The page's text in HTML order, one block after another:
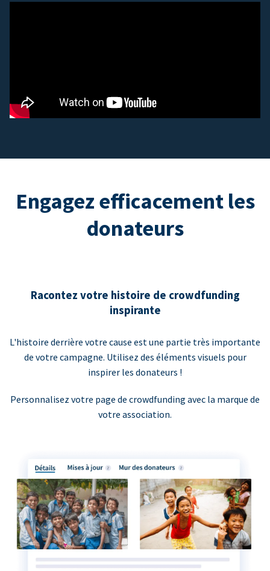
Engagez efficacement les
donateurs
Racontez votre histoire de crowdfunding
inspirante
L'histoire derrière votre cause est une partie très importante
de votre campagne. Utilisez des éléments visuels pour
inspirer les donateurs !
Personnalisez votre page de crowdfunding avec la marque de
votre association.